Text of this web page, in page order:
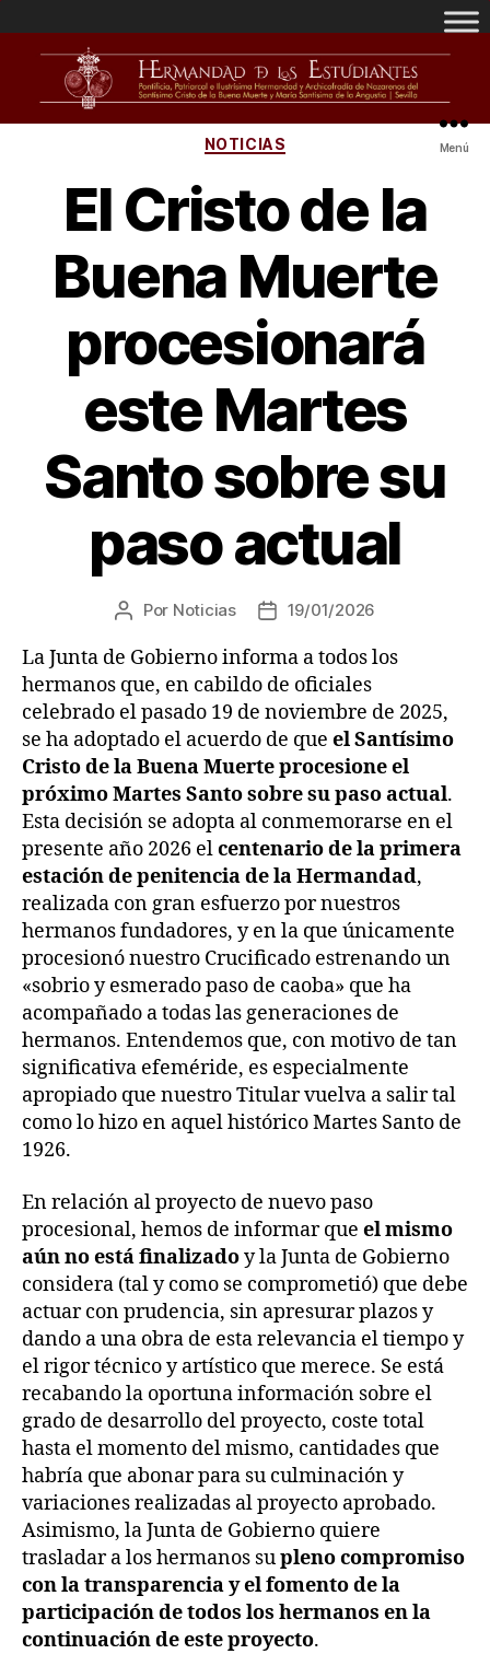
Menú
NOTICIAS
El Cristo de la
Buena Muerte
procesionará
este Martes
Santo sobre su
paso actual
Por Noticias 19/01/2026
La Junta de Gobierno informa a todos los
hermanos que, en cabildo de oficiales
celebrado el pasado 19 de noviembre de 2025,
se ha adoptado el acuerdo de que el Santísimo
Cristo de la Buena Muerte procesione el
próximo Martes Santo sobre su paso actual.
Esta decisión se adopta al conmemorarse en el
presente año 2026 elcentenario de la primera
estación de penitencia de la Hermandad,
realizada con gran esfuerzo por nuestros
hermanos fundadores, y en la que únicamente
procesionó nuestro Crucificado estrenando un
«sobrio y esmerado paso de caoba» que ha
acompañado a todas las generaciones de
hermanos. Entendemos que, con motivo de tan
significativa efeméride, es especialmente
apropiado que nuestro Titular vuelva a salir tal
como lo hizo en aquel histórico Martes Santo de
1926.
En relación al proyecto de nuevo paso
procesional, hemos de informar que el mismo
aún no está finalizadoy la Junta de Gobierno
considera (tal y como se comprometió) que debe
actuar con prudencia, sin apresurar plazos y
dando a una obra de esta relevancia el tiempo y
el rigor técnico y artístico que merece. Se está
recabando la oportuna información sobre el
grado de desarrollo del proyecto, coste total
hasta el momento del mismo, cantidades que
habría que abonar para su culminación y
variaciones realizadas al proyecto aprobado.
Asimismo, la Junta de Gobierno quiere
trasladar a los hermanos supleno compromiso
con la transparencia y el fomento de la
participación de todos los hermanos en la
continuación de este proyecto.